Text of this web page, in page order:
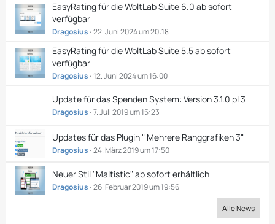
EasyRating für die WoltLab Suite 6.0 ab sofort
verfügbar
Dragosius 22. Juni 2024 um 20:18
EasyRating für die WoltLab Suite 5.5 ab sofort
verfügbar
Dragosius 12. Juni 2024 um 16:00
Update für das Spenden System: Version 3.1.0 pl 3
Dragosius 7. Juli 2019 um 15:23
Updates für das Plugin " Mehrere Ranggrafiken 3​"
Dragosius 24. März 2019 um 17:50
Neuer Stil "Maltistic" ab sofort erhältlich
Dragosius 26. Februar 2019 um 19:56
Alle News